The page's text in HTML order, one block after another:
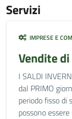
Servizi
IMPRESE E
Vendite
I SALDI
dal PRIMO
periodo fisso di
possono